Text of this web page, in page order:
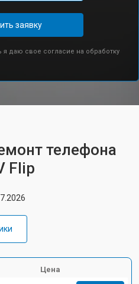
заявку
я даю свое согласие на обработку
телефона
Flip
Цена